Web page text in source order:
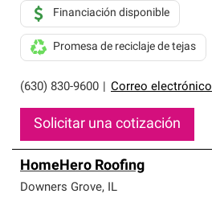
(630) 830-9600 Correo electrónico
Financiación disponible
Promesa de reciclaje de tejas
Solicitar una cotización
HomeHero Roofing
Downers Grove, IL